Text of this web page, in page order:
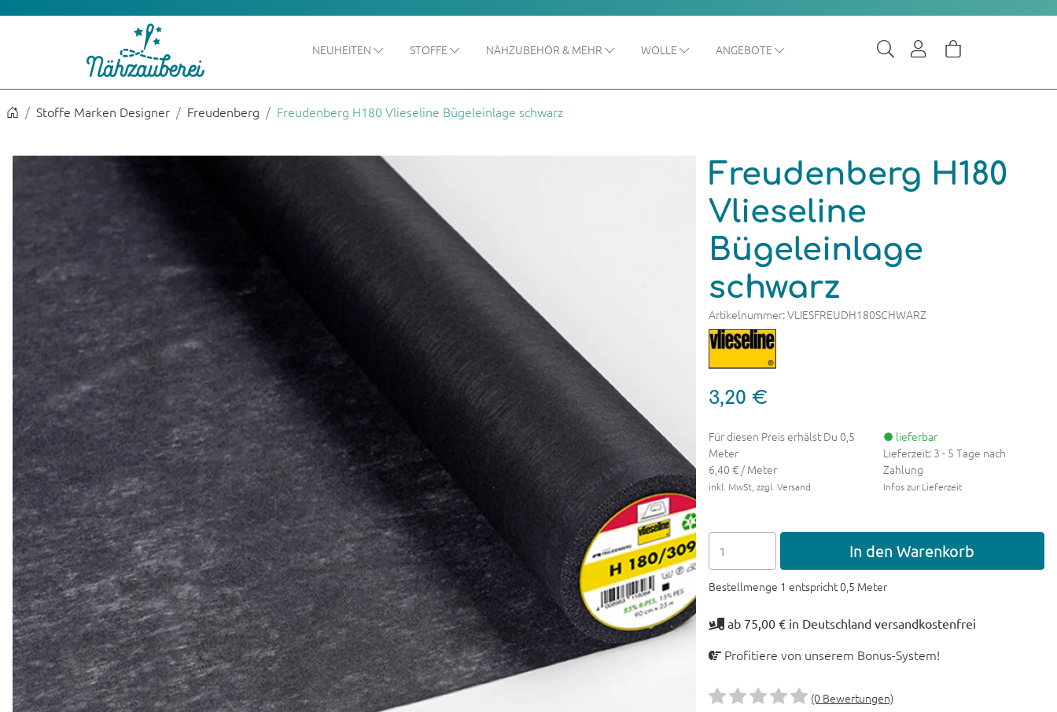
NEUHEITEN STOFFE NÄHZUBEHÖR & MEHR WOLLE ANGEBOTE
Stoffe Marken Designer Freudenberg Freudenberg H180 Vlieseline Bügeleinlage schwarz
Freudenberg H180
Vlieseline
Bügeleinlage
schwarz
Artikelnummer: VLIESFREUDH180SCHWARZ
3,20 €
Für diesen Preis erhälst Du 0,5
Meter
6,40 € / Meter
inkl. MwSt, zzgl. Versand
● lieferbar
Lieferzeit: 3 - 5 Tage nach
Zahlung
Infos zur Lieferzeit
In den Warenkorb
Bestellmenge 1 entspricht 0,5 Meter
ab 75,00 € in Deutschland versandkostenfrei
Profitiere von unserem Bonus-System!
(0 Bewertungen)